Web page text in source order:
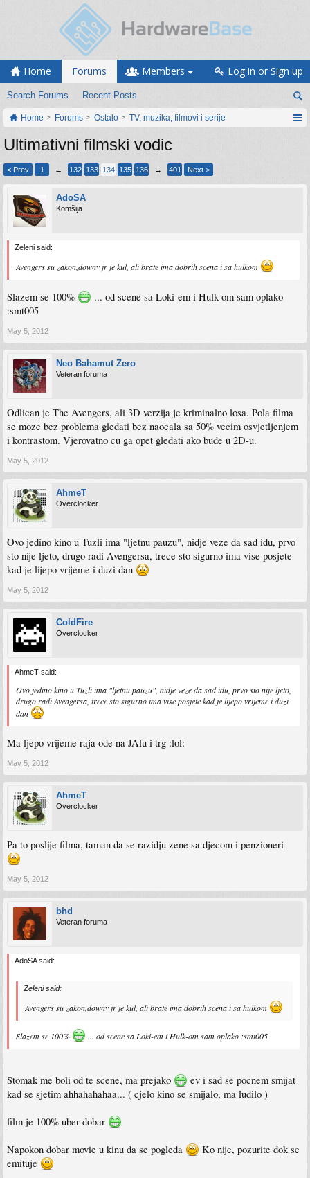
Home Forums
Search Forums Recent Posts
Members Log in or Sign up
Home Forums Ostalo TV, muzika, filmovi i serije
Ultimativni filmski vodic
< Prev 1 ← 132 133 134 135 136 → 401 Next >
AdoSA
Komšija
Zeleni said:
Avengers su zakon,downy jr je kul, ali brate ima dobrih scena i sa hulkom
Slazem se 100%
... od scene sa Loki-em i Hulk-om sam oplako
:smt005
May 5, 2012
Neo Bahamut Zero
Veteran foruma
Odlican je The Avengers, ali 3D verzija je kriminalno losa. Pola filma
se moze bez problema gledati bez naocala sa 50% vecim osvjetljenjem
i kontrastom. Vjerovatno cu ga opet gledati ako bude u 2D-u.
May 5, 2012
AhmeT
Overclocker
Ovo jedino kino u Tuzli ima "ljetnu pauzu", nidje veze da sad idu, prvo
sto nije ljeto, drugo radi Avengersa, trece sto sigurno ima vise posjete
kad je lijepo vrijeme i duzi dan
May 5, 2012
ColdFire
Overclocker
AhmeT said:
Ovo jedino kino u Tuzli ima "ljetnu pauzu", nidje veze da sad idu, prvo sto nije ljeto,
drugo radi Avengersa, trece sto sigurno ima vise posjete kad je lijepo vrijeme i duzi
dan
Ma ljepo vrijeme raja ode na JAlu i trg :lol:
May 5, 2012
AhmeT
Overclocker
Pa to poslije filma, taman da se razidju zene sa djecom i penzioneri
May 5, 2012
bhd
Veteran foruma
AdoSA said:
Zeleni said:
Avengers su zakon,downy jr je kul, ali brate ima dobrih scena i sa hulkom
Slazem se 100% ... od scene sa Loki-em i Hulk-om sam oplako :smt005
Stomak me boli od te scene, ma prejako
ev i sad se pocnem smijat
kad se sjetim ahhahahahaa... ( cjelo kino se smijalo, ma ludilo )
film je 100% uber dobar
Napokon dobar movie u kinu da se pogleda
Ko nije, pozurite dok se
emituje